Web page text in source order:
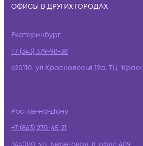
ОФИСЫ В ДРУГИХ ГОРОДАХ
Екатеринбург
+7 (343) 379-98-38
620110, ул.Краснолесья 12а, ТЦ
Ростов-на-Дону
+7 (863) 270-45-21